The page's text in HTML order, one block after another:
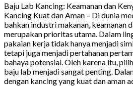
Baju Lab Kancing: Keamanan dan
Kancing Kuat dan Aman – Di dunia
bahkan industri makanan, keamanan
merupakan prioritas utama. Dalam
pakaian kerja tidak hanya menjadi
tetapi juga menjadi pertahanan
bahaya potensial. Oleh karena itu,
baju lab menjadi sangat penting.
dengan kancing yang kuat dan aman